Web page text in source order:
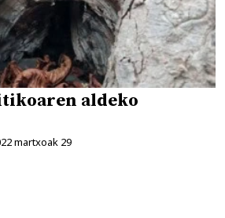
aldeko
martxoak 29